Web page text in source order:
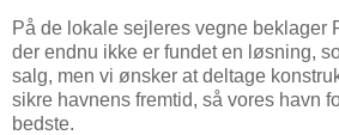
På de lokale sejleres vegne beklager
der endnu ikke er fundet en løsning,
salg, men vi ønsker at deltage
sikre havnens fremtid, så vores havn
bedste.